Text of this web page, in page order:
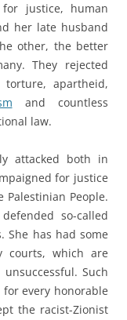
justice, human
her late husband
other, the better
They rejected
apartheid,
and countless
law.
attacked both in
for justice
People.
so-called
She has had some
courts, which are
Such
for every honorable
the racist-Zionist